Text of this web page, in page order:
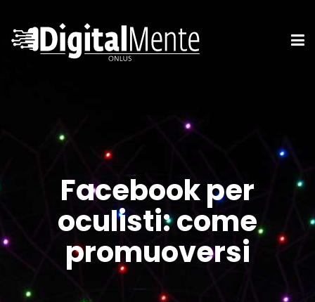
Facebook per
oculisti: come
promuoversi